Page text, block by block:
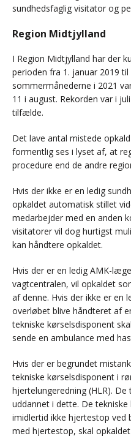
sundhedsfaglig visitator og
Region Midtjylland
I Region Midtjylland har der
perioden fra 1. januar 2019 til
sommermånederne i 2021
11 i august. Rekorden var i
tilfælde.
Det lave antal mistede
formentlig ses i lyset af, at
procedure end de andre
Hvis der ikke er en ledig
opkaldet automatisk stillet
medarbejder med en anden
visitatorer vil dog hurtigst
kan håndtere opkaldet.
Hvis der er en ledig AMK-
vagtcentralen, vil opkaldet
af denne. Hvis der ikke er en
overløbet blive håndteret af
tekniske kørselsdisponent
sende en ambulance med
Hvis der er begrundet
tekniske kørselsdisponent i
hjertelungeredning (HLR).
uddannet i dette. De
imidlertid ikke hjertestop ved
med hjertestop, skal